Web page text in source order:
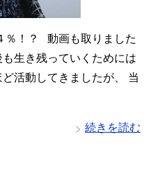
％！？ 動画も取りました
生き残っていくためには
活動してきましたが、 当
続きを読む